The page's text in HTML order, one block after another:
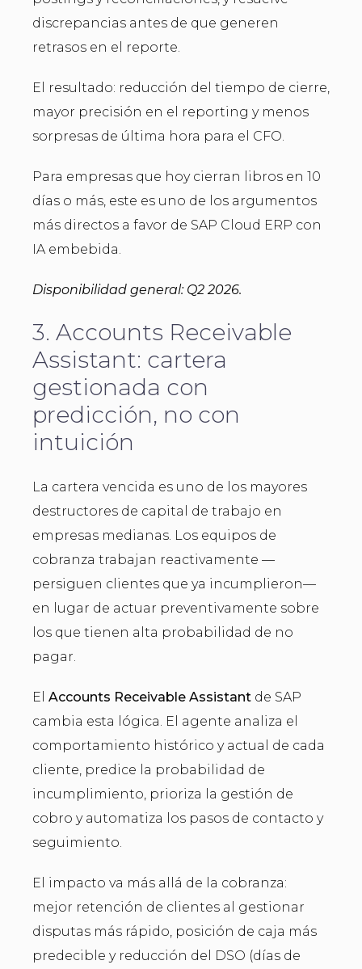
discrepancias antes de que generen
retrasos en el reporte.
El resultado: reducción del tiempo de cierre,
mayor precisión en el reporting y menos
sorpresas de última hora para el CFO.
Para empresas que hoy cierran libros en 10
días o más, este es uno de los argumentos
más directos a favor de SAP Cloud ERP con
IA embebida.
Disponibilidad general: Q2 2026.
3. Accounts Receivable
Assistant: cartera
gestionada con
predicción, no con
intuición
La cartera vencida es uno de los mayores
destructores de capital de trabajo en
empresas medianas. Los equipos de
cobranza trabajan reactivamente —
persiguen clientes que ya incumplieron—
en lugar de actuar preventivamente sobre
los que tienen alta probabilidad de no
pagar.
El Accounts Receivable Assistant de SAP
cambia esta lógica. El agente analiza el
comportamiento histórico y actual de cada
cliente, predice la probabilidad de
incumplimiento, prioriza la gestión de
cobro y automatiza los pasos de contacto y
seguimiento.
El impacto va más allá de la cobranza:
mejor retención de clientes al gestionar
disputas más rápido, posición de caja más
predecible y reducción del DSO (días de